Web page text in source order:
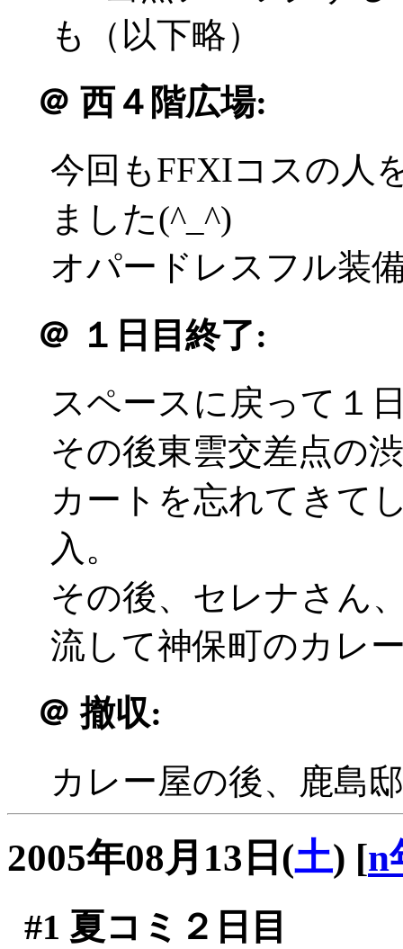
も（以下略）
＠ 西４階広場:
今回もFFXIコスの人
ました(^_^)
オパードレスフル装
＠ １日目終了:
スペースに戻って１
その後東雲交差点の
カートを忘れてきて
入。
その後、セレナさん
流して神保町のカレ
＠ 撤収:
カレー屋の後、鹿島
2005年08月13日(土) [n
#1 夏コミ２日目